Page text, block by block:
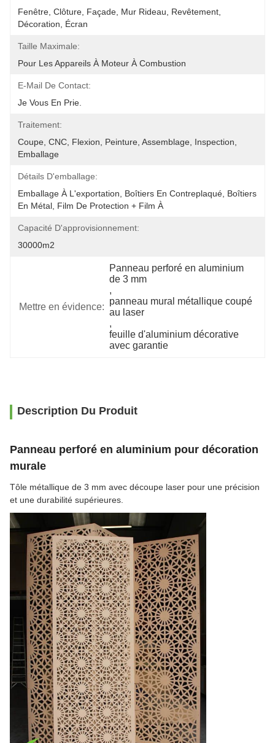
Fenêtre, Clôture, Façade, Mur Rideau, Revêtement,
Décoration, Écran
Taille Maximale:
Pour Les Appareils À Moteur À Combustion
E-Mail De Contact:
Je Vous En Prie.
Traitement:
Coupe, CNC, Flexion, Peinture, Assemblage, Inspection,
Emballage
Détails D'emballage:
Emballage À L'exportation, Boîtiers En Contreplaqué, Boîtiers
En Métal, Film De Protection + Film À
Capacité D'approvisionnement:
30000m2
Mettre en évidence:
Panneau perforé en aluminium
de 3 mm
,
panneau mural métallique coupé
au laser
,
feuille d'aluminium décorative
avec garantie
Description Du Produit
Panneau perforé en aluminium pour décoration
murale
Tôle métallique de 3 mm avec découpe laser pour une précision
et une durabilité supérieures.